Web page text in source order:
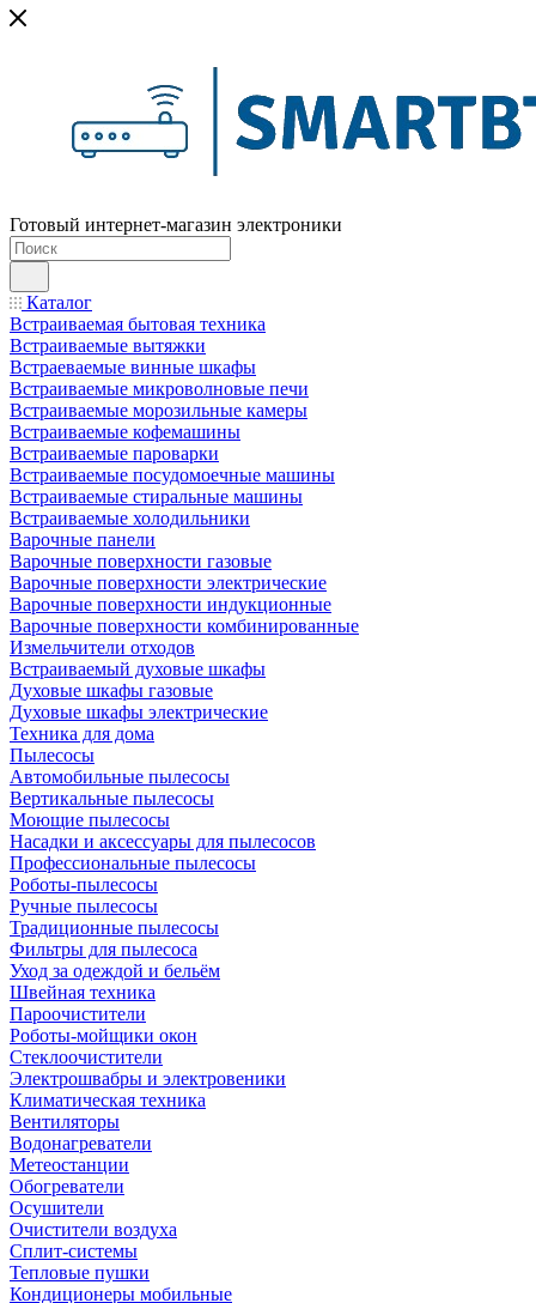
Готовый интернет-магазин электроники
Каталог
Встраиваемая бытовая техника
Встраиваемые вытяжки
Встраеваемые винные шкафы
Встраиваемые микроволновые печи
Встраиваемые морозильные камеры
Встраиваемые кофемашины
Встраиваемые пароварки
Встраиваемые посудомоечные машины
Встраиваемые стиральные машины
Встраиваемые холодильники
Варочные панели
Варочные поверхности газовые
Варочные поверхности электрические
Варочные поверхности индукционные
Варочные поверхности комбинированные
Измельчители отходов
Встраиваемый духовые шкафы
Духовые шкафы газовые
Духовые шкафы электрические
Техника для дома
Пылесосы
Автомобильные пылесосы
Вертикальные пылесосы
Моющие пылесосы
Насадки и аксессуары для пылесосов
Профессиональные пылесосы
Роботы-пылесосы
Ручные пылесосы
Традиционные пылесосы
Фильтры для пылесоса
Уход за одеждой и бельём
Швейная техника
Пароочистители
Роботы-мойщики окон
Стеклоочистители
Электрошвабры и электровеники
Климатическая техника
Вентиляторы
Водонагреватели
Метеостанции
Обогреватели
Осушители
Очистители воздуха
Сплит-системы
Тепловые пушки
Кондиционеры мобильные